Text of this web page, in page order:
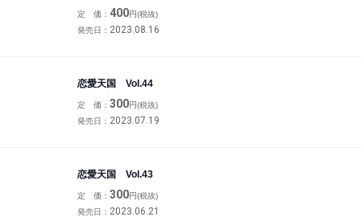
定 価： 400円(税抜)
発売日： 2023.08.16
恋愛天国 Vol.44
定 価： 300円(税抜)
発売日： 2023.07.19
恋愛天国 Vol.43
定 価： 300円(税抜)
発売日： 2023.06.21